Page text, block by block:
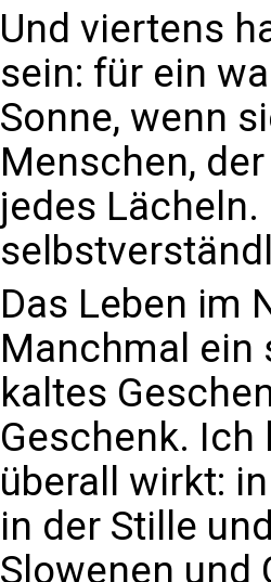
Und viertens
sein: für ein
Sonne, wenn
Menschen,
jedes
Das Leben im
Manchmal ein
kaltes
Geschenk. Ich
überall wirkt:
in der Stille
Slowenen und